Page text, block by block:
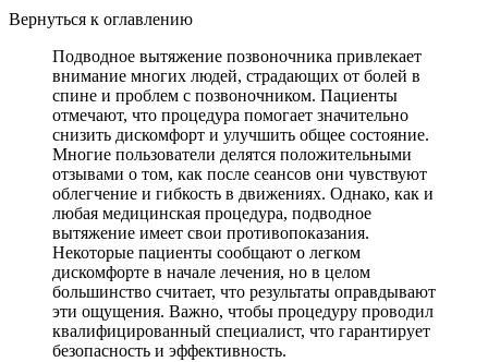
Вернуться к оглавлению
Подводное вытяжение позвоночника привлекает
внимание многих людей, страдающих от болей в
спине и проблем с позвоночником. Пациенты
отмечают, что процедура помогает значительно
снизить дискомфорт и улучшить общее состояние.
Многие пользователи делятся положительными
отзывами о том, как после сеансов они чувствуют
облегчение и гибкость в движениях. Однако, как и
любая медицинская процедура, подводное
вытяжение имеет свои противопоказания.
Некоторые пациенты сообщают о легком
дискомфорте в начале лечения, но в целом
большинство считает, что результаты оправдывают
эти ощущения. Важно, чтобы процедуру проводил
квалифицированный специалист, что гарантирует
безопасность и эффективность.